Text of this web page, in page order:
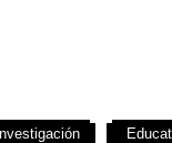
Investigación